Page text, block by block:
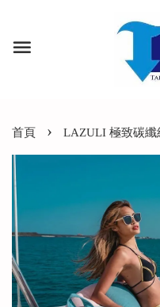
首頁 › LAZULI 極致碳纖